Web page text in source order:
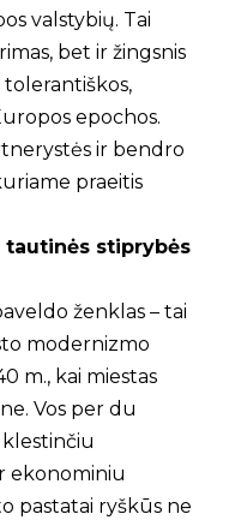
valstybių. Tai
bet ir žingsnis
epochos.
ir bendro
praeitis
tautinės stiprybės
ženklas – tai
modernizmo
m., kai miestas
Vos per du
ekonominiu
pastatai ryškūs ne